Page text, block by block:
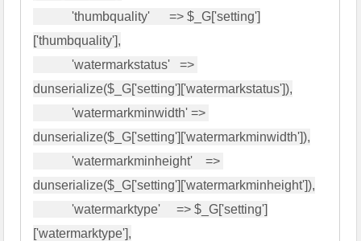
            'thumbquality'      => $_G['setting']
['thumbquality'],
            'watermarkstatus'   =>
dunserialize($_G['setting']['watermarkstatus']),
            'watermarkminwidth' =>
dunserialize($_G['setting']['watermarkminwidth']),
            'watermarkminheight'    =>
dunserialize($_G['setting']['watermarkminheight']),
            'watermarktype'     => $_G['setting']
['watermarktype'],